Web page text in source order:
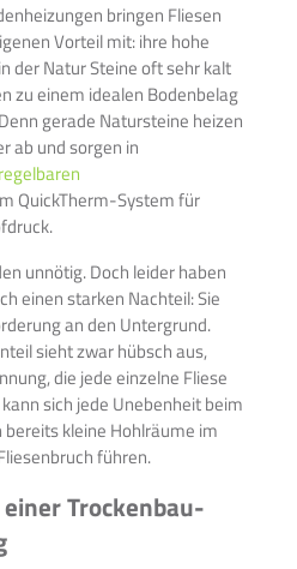
bringen Fliesen
Vorteil mit: ihre hohe
der Natur Steine oft sehr kalt
zu einem idealen Bodenbelag
gerade Natursteine heizen
ab und sorgen in
QuickTherm-System für
unnötig. Doch leider haben
einen starken Nachteil: Sie
an den Untergrund.
sieht zwar hübsch aus,
die jede einzelne Fliese
sich jede Unebenheit beim
kleine Hohlräume im
führen.
Trockenbau-